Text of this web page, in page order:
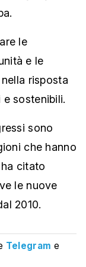
le
e le
risposta
sostenibili.
sono
che hanno
citato
le nuove
2010.
Telegram e